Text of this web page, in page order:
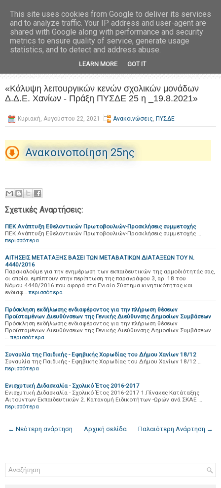
«Κάλυψη λειτουργικών κενών σχολικών μονάδων
Δ.Δ.Ε. Χανίων - Πράξη ΠΥΣΔΕ 25 η _19.8.2021»
Κυριακή, Αυγούστου 22, 2021 Ανακοινώσεις, ΠΥΣΔΕ
Ανακοινοποίηση 25ης
Σχετικές Αναρτήσεις:
ΠΕΚ Ανάπτυξη Εθελοντικών Πρωτοβουλιών-Προσκλήσεις συμμετοχής
ΠΕΚ Ανάπτυξη Εθελοντικών Πρωτοβουλιών-Προσκλήσεις συμμετοχής …
περισσότερα
ΑΙΤΗΣΕΙΣ ΜΕΤΑΤΑΞΗΣ ΒΑΣΕΙ ΤΩΝ ΜΕΤΑΒΑΤΙΚΩΝ ΔΙΑΤΑΞΕΩΝ ΤΟΥ Ν.
4440/2016
Παρακαλούμε για την ενημέρωση των εκπαιδευτικών της αρμοδιότητάς σας,
οι οποίοι εμπίπτουν στην περίπτωση της παραγράφου 3, αρ. 18 του
Νόμου 4440/2016 που αφορά στο Ενιαίο Σύστημα κινητικότητας και
ενδιαφ…
περισσότερα
Πρόσκληση εκδήλωσης ενδιαφέροντος για την πλήρωση θέσεων
Προϊσταμένων Διευθύνσεων της Γενικής Διεύθυνσης Δημοσίων Συμβάσεων
Πρόσκληση εκδήλωσης ενδιαφέροντος για την πλήρωση θέσεων
Προϊσταμένων Διευθύνσεων της Γενικής Διεύθυνσης Δημοσίων Συμβάσεων
περισσότερα
Συναυλία της Παιδικής - Εφηβικής Χορωδίας του Δήμου Χανίων 18/12
Συναυλία της Παιδικής - Εφηβικής Χορωδίας του Δήμου Χανίων 18/12 …
περισσότερα
Ενισχυτική Διδασκαλία - Σχολικό Έτος 2016-2017
Ενισχυτική Διδασκαλία - Σχολικό Έτος 2016-2017 1.Πίνακες Κατάταξης
Αιτούντων Εκπαιδευτικών 2. Κατανομή Ειδικοτήτων -Ωρών ανά ΣΚΑΕ …
περισσότερα
← Νεότερη ανάρτηση Παλαιότερη Ανάρτηση →
Αρχική σελίδα
This site uses cookies from Google to deliver its services
and to analyze traffic. Your IP address and user-agent are
shared with Google along with performance and security
metrics to ensure quality of service, generate usage
statistics, and to detect and address abuse.
LEARN MORE GOT IT